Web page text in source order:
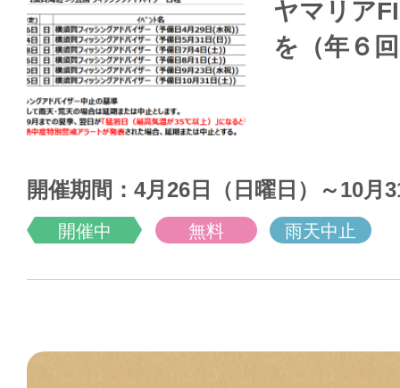
ヤマリア
を（年６
開催期間：4月26日（日曜日）～10月
開催中 無料 雨天中止